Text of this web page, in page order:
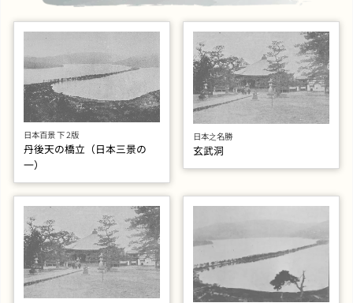
日本百景 下 2版
丹後天の橋立（日本三景の
一）
日本之名勝
玄武洞